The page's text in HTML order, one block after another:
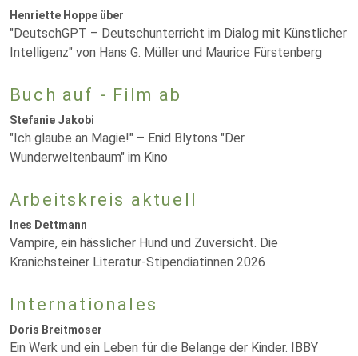
Henriette Hoppe über
"DeutschGPT – Deutschunterricht im Dialog mit Künstlicher
Intelligenz" von Hans G. Müller und Maurice Fürstenberg
Buch auf - Film ab
Stefanie Jakobi
"Ich glaube an Magie!" – Enid Blytons "Der
Wunderweltenbaum" im Kino
Arbeitskreis aktuell
Ines Dettmann
Vampire, ein hässlicher Hund und Zuversicht. Die
Kranichsteiner Literatur-Stipendiatinnen 2026
Internationales
Doris Breitmoser
Ein Werk und ein Leben für die Belange der Kinder. IBBY